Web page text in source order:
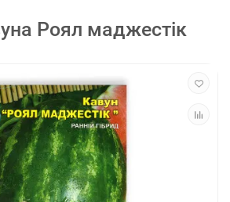
Роял маджестік